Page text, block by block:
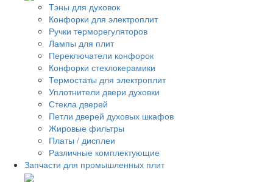
Тэны для духовок
Конфорки для электроплит
Ручки терморегуляторов
Лампы для плит
Переключатели конфорок
Конфорки стеклокерамики
Термостаты для электроплит
Уплотнители двери духовки
Стекла дверей
Петли дверей духовых шкафов
Жировые фильтры
Платы / дисплеи
Различные комплектующие
Запчасти для промышленных плит